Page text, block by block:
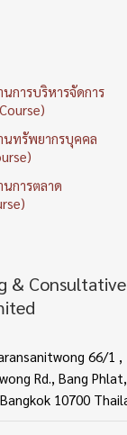
การบริหารจัดการ
ทรัพยากรบุคคล
การตลาด
& Consultative
66/1 ,
Rd., Bang Phlat,
10700